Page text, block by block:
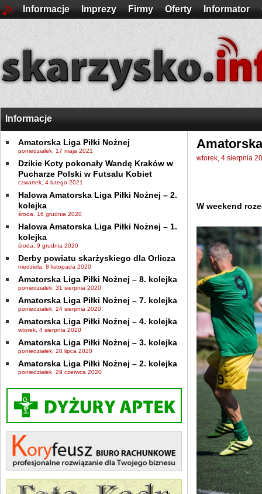
Informacje Imprezy Firmy Oferty Informator
Informacje
Amatorska Liga Piłki Nożnej
poniedziałek, 17 maja 2021
Dzikie Koty pokonały Wandę Kraków w
Pucharze Polski w Futsalu Kobiet
czwartek, 4 lutego 2021
Halowa Amatorska Liga Piłki Nożnej – 2.
kolejka
środa, 16 grudnia 2020
Halowa Amatorska Liga Piłki Nożnej – 1.
kolejka
środa, 9 grudnia 2020
Derby powiatu skarżyskiego dla Orlicza
niedziela, 8 listopada 2020
Amatorska Liga Piłki Nożnej – 8. kolejka
poniedziałek, 31 sierpnia 2020
Amatorska Liga Piłki Nożnej – 7. kolejka
poniedziałek, 24 sierpnia 2020
Amatorska Liga Piłki Nożnej – 4. kolejka
wtorek, 4 sierpnia 2020
Amatorska Liga Piłki Nożnej – 3. kolejka
poniedziałek, 20 lipca 2020
Amatorska Liga Piłki Nożnej – 2. kolejka
poniedziałek, 29 czerwca 2020
wtorek, 4 sierpnia
W weekend